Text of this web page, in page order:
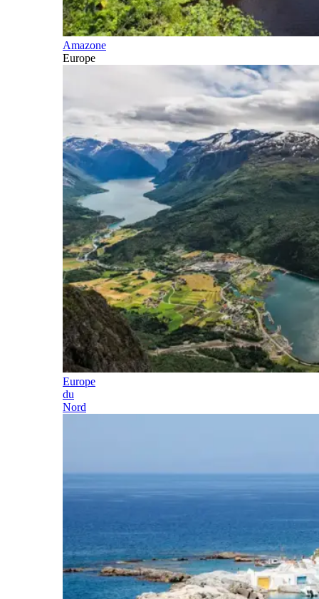
Amazone
Europe
Europe
du
Nord